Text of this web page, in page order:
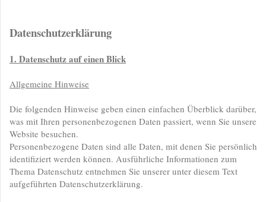
Datenschutzerklärung
1. Datenschutz auf einen Blick
Allgemeine Hinweise
Die folgenden Hinweise geben einen einfachen Überblick darüber,
was mit Ihren personenbezogenen Daten passiert, wenn Sie unsere
Website besuchen.
Personenbezogene Daten sind alle Daten, mit denen Sie persönlich
identifiziert werden können. Ausführliche Informationen zum
Thema Datenschutz entnehmen Sie unserer unter diesem Text
aufgeführten Datenschutzerklärung.